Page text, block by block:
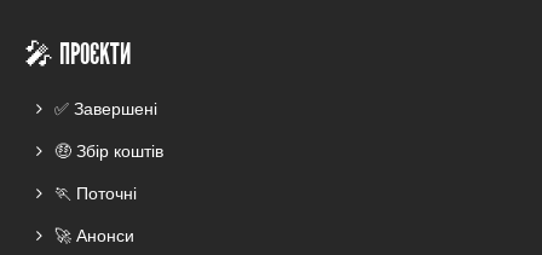
🎤 ПРОЄКТИ
✅ Завершені
🤑 Збір коштів
🏃 Поточні
🚀 Анонси